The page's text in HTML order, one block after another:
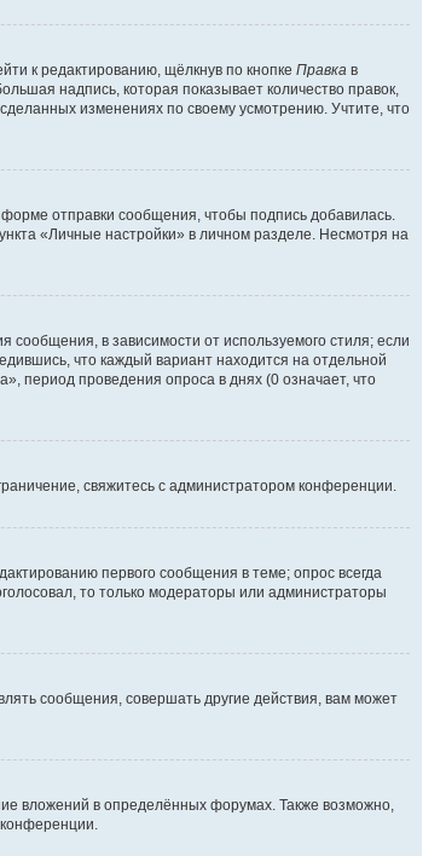
к редактированию, щёлкнув по кнопке Правка в
надпись, которая показывает количество правок,
изменениях по своему усмотрению. Учтите, что
форме отправки сообщения, чтобы подпись добавилась.
«Личные настройки» в личном разделе. Несмотря на
сообщения, в зависимости от используемого стиля; если
что каждый вариант находится на отдельной
период проведения опроса в днях (0 означает, что
свяжитесь с администратором конференции.
первого сообщения в теме; опрос всегда
то только модераторы или администраторы
сообщения, совершать другие действия, вам может
вложений в определённых форумах. Также возможно,